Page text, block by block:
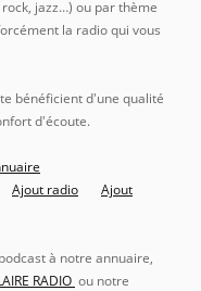
jazz…) ou par thème
la radio qui vous
bénéficient d'une qualité
d'écoute.
Ajout radio
Ajout
à notre annuaire,
RADIO ou notre